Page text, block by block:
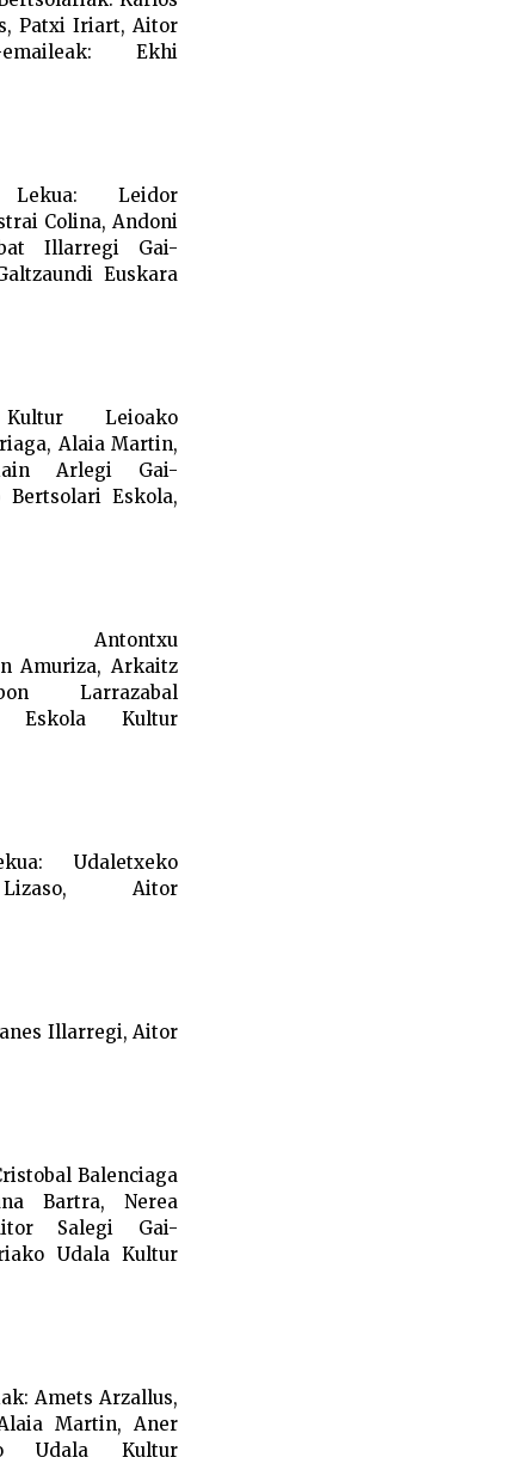
Patxi Iriart, Aitor
Ekhi
Lekua: Leidor
Colina, Andoni
Illarregi Gai-
Euskara
Leioako
Alaia Martin,
Arlegi Gai-
Bertsolari Eskola,
Amuriza, Arkaitz
Larrazabal
Eskola Kultur
Udaletxeko
Aitor
Illarregi, Aitor
Balenciaga
Bartra, Nerea
Salegi Gai-
Udala Kultur
Amets Arzallus,
Martin, Aner
Udala Kultur